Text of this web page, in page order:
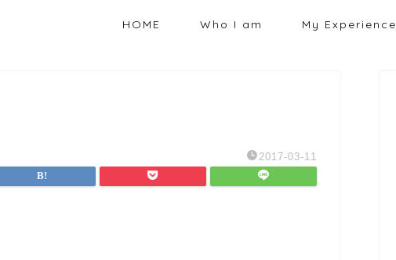
HOME Who I am My Experience
2017-03-11